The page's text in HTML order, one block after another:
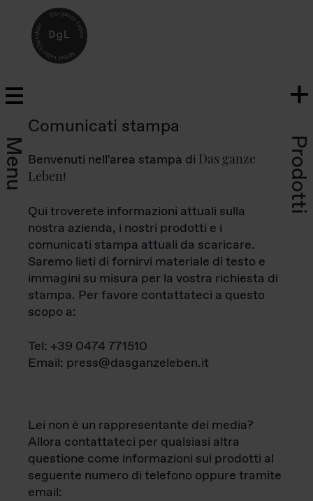
Menu Prodotti
Comunicati stampa
Benvenuti nell'area stampa di Das ganze
Leben!
Qui troverete informazioni attuali sulla
nostra azienda, i nostri prodotti e i
comunicati stampa attuali da scaricare.
Saremo lieti di fornirvi materiale di testo e
immagini su misura per la vostra richiesta di
stampa. Per favore contattateci a questo
scopo a:
Tel: +39 0474 771510
Email: press@dasganzeleben.it
Lei non è un rappresentante dei media?
Allora contattateci per qualsiasi altra
questione come informazioni sui prodotti al
seguente numero di telefono oppure tramite
email: